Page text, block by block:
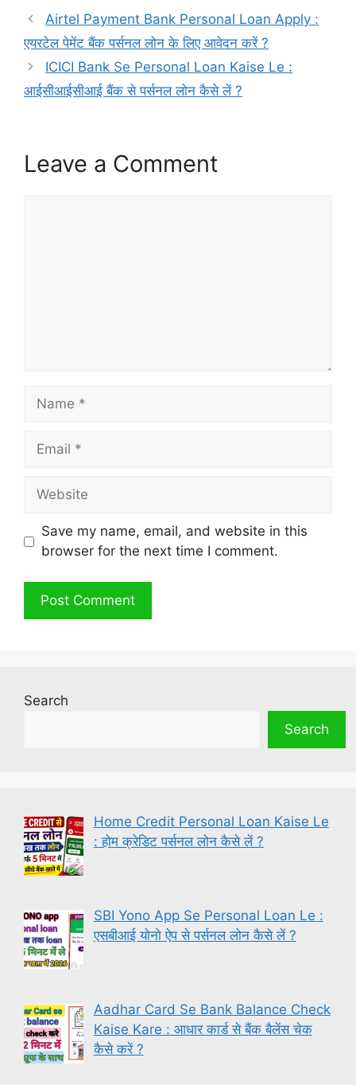
Airtel Payment Bank Personal Loan Apply :
एयरटेल पेमेंट बैंक पर्सनल लोन के लिए आवेदन करें ?
ICICI Bank Se Personal Loan Kaise Le :
आईसीआईसीआई बैंक से पर्सनल लोन कैसे लें ?
Leave a Comment
Name
Email
Website
Save my name, email, and website in this
browser for the next time I comment.
Search
Search
Home Credit Personal Loan Kaise Le
: होम क्रेडिट पर्सनल लोन कैसे लें ?
SBI Yono App Se Personal Loan Le :
एसबीआई योनो ऐप से पर्सनल लोन कैसे लें ?
Aadhar Card Se Bank Balance Check
Kaise Kare : आधार कार्ड से बैंक बैलेंस चेक
कैसे करें ?